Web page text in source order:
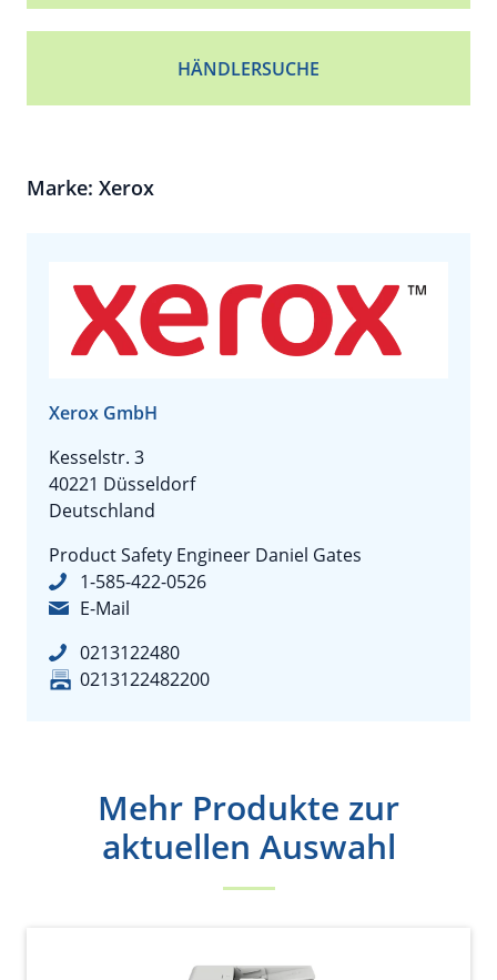
HÄNDLERSUCHE
Marke: Xerox
Xerox GmbH
Kesselstr. 3
40221 Düsseldorf
Deutschland
Product Safety Engineer Daniel Gates
1-585-422-0526
E-Mail
0213122480
0213122482200
Mehr Produkte zur
aktuellen Auswahl